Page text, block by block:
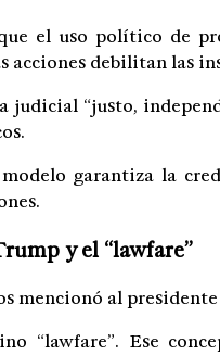
el uso político de
acciones debilitan las
judicial “justo,
garantiza la
y el “lawfare”
mencionó al
“lawfare”. Ese